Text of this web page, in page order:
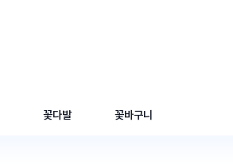
꽃다발 꽃바구니